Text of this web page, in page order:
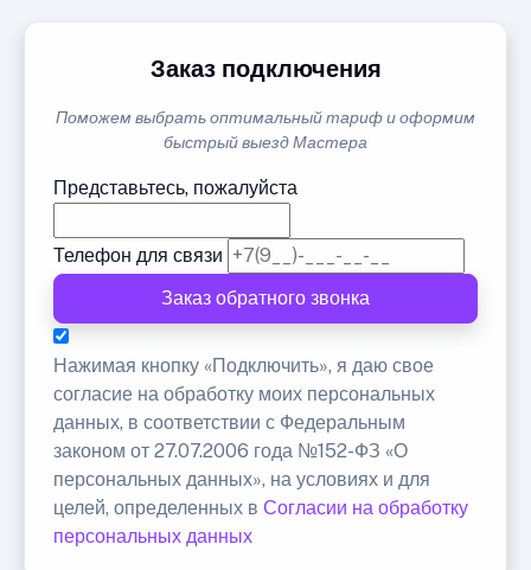
Заказ подключения
Поможем выбрать оптимальный тариф и оформим
быстрый выезд Мастера
Представьтесь, пожалуйста
Телефон для связи
Заказ обратного звонка
Нажимая кнопку «Подключить», я даю свое
согласие на обработку моих персональных
данных, в соответствии с Федеральным
законом от 27.07.2006 года №152-ФЗ «О
персональных данных», на условиях и для
целей, определенных в Согласии на обработку
персональных данных